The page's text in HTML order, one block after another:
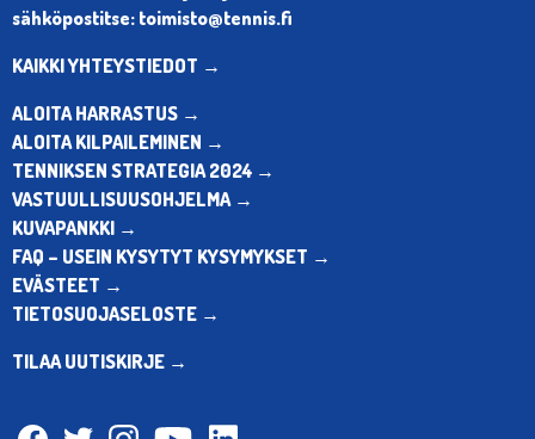
sähköpostitse: toimisto@tennis.fi
KAIKKI YHTEYSTIEDOT →
ALOITA HARRASTUS →
ALOITA KILPAILEMINEN →
TENNIKSEN STRATEGIA 2024 →
VASTUULLISUUSOHJELMA →
KUVAPANKKI →
FAQ – USEIN KYSYTYT KYSYMYKSET →
EVÄSTEET →
TIETOSUOJASELOSTE →
TILAA UUTISKIRJE →